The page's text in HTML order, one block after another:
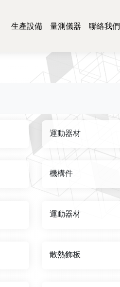
生產設備 量測儀器 聯絡我們
運動器材
機構件
運動器材
散熱飾板